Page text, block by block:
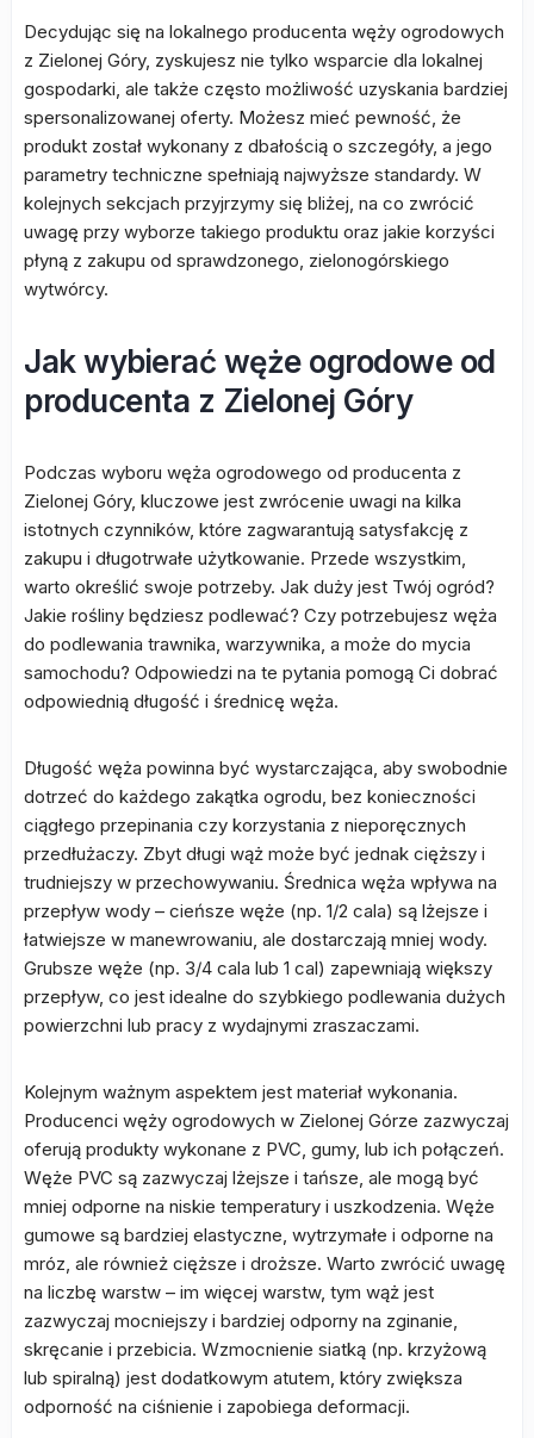
Decydując się na lokalnego producenta węży ogrodowych
z Zielonej Góry, zyskujesz nie tylko wsparcie dla lokalnej
gospodarki, ale także często możliwość uzyskania bardziej
spersonalizowanej oferty. Możesz mieć pewność, że
produkt został wykonany z dbałością o szczegóły, a jego
parametry techniczne spełniają najwyższe standardy. W
kolejnych sekcjach przyjrzymy się bliżej, na co zwrócić
uwagę przy wyborze takiego produktu oraz jakie korzyści
płyną z zakupu od sprawdzonego, zielonogórskiego
wytwórcy.
Jak wybierać węże ogrodowe od
producenta z Zielonej Góry
Podczas wyboru węża ogrodowego od producenta z
Zielonej Góry, kluczowe jest zwrócenie uwagi na kilka
istotnych czynników, które zagwarantują satysfakcję z
zakupu i długotrwałe użytkowanie. Przede wszystkim,
warto określić swoje potrzeby. Jak duży jest Twój ogród?
Jakie rośliny będziesz podlewać? Czy potrzebujesz węża
do podlewania trawnika, warzywnika, a może do mycia
samochodu? Odpowiedzi na te pytania pomogą Ci dobrać
odpowiednią długość i średnicę węża.
Długość węża powinna być wystarczająca, aby swobodnie
dotrzeć do każdego zakątka ogrodu, bez konieczności
ciągłego przepinania czy korzystania z nieporęcznych
przedłużaczy. Zbyt długi wąż może być jednak cięższy i
trudniejszy w przechowywaniu. Średnica węża wpływa na
przepływ wody – cieńsze węże (np. 1/2 cala) są lżejsze i
łatwiejsze w manewrowaniu, ale dostarczają mniej wody.
Grubsze węże (np. 3/4 cala lub 1 cal) zapewniają większy
przepływ, co jest idealne do szybkiego podlewania dużych
powierzchni lub pracy z wydajnymi zraszaczami.
Kolejnym ważnym aspektem jest materiał wykonania.
Producenci węży ogrodowych w Zielonej Górze zazwyczaj
oferują produkty wykonane z PVC, gumy, lub ich połączeń.
Węże PVC są zazwyczaj lżejsze i tańsze, ale mogą być
mniej odporne na niskie temperatury i uszkodzenia. Węże
gumowe są bardziej elastyczne, wytrzymałe i odporne na
mróz, ale również cięższe i droższe. Warto zwrócić uwagę
na liczbę warstw – im więcej warstw, tym wąż jest
zazwyczaj mocniejszy i bardziej odporny na zginanie,
skręcanie i przebicia. Wzmocnienie siatką (np. krzyżową
lub spiralną) jest dodatkowym atutem, który zwiększa
odporność na ciśnienie i zapobiega deformacji.